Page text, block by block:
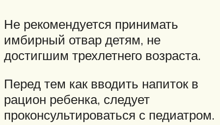
Не рекомендуется принимать
имбирный отвар детям, не
достигшим трехлетнего возраста.
Перед тем как вводить напиток в
рацион ребенка, следует
проконсультироваться с педиатром.